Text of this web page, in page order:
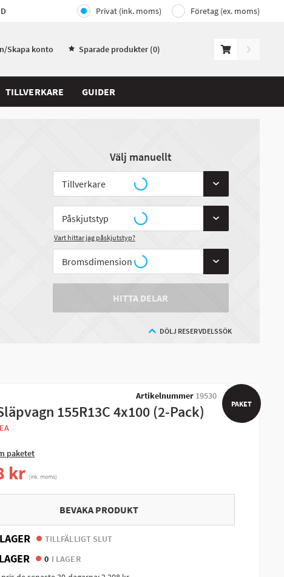
Privat (ink. moms) Företag (ex. moms)
Skapa konto Sparade produkter (0)
TILLVERKARE GUIDER
Välj manuellt
Vart hittar jag påskjutstyp?
HITTA DELAR
DÖLJ RESERVDELSSÖK
PAKET
Artikelnummer 19530
155R13C 4x100 (2-Pack)
paketet
kr (ink. moms)
BEVAKA PRODUKT
TILLFÄLLIGT SLUT
0 I LAGER